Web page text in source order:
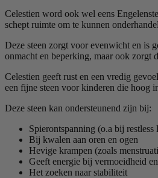
Celestien word ook wel eens
schept ruimte om te kunnen
Deze steen zorgt voor evenwicht en is
onmacht en beperking, maar ook zorgt
Celestien geeft rust en een vredig
een fijne steen voor kinderen die hoog
Deze steen kan ondersteunend zijn bij:
Spierontspanning (o.a bij restless
Bij kwalen aan oren en ogen
Hevige krampen (zoals
Geeft energie bij vermoeidheid
Het zoeken naar stabiliteit